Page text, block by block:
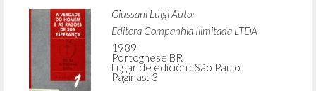
Giussani Luigi Autor
Editora Companhia Ilimitada LTDA
1989
Portoghese BR
Lugar de edición : São Paulo
Páginas: 3